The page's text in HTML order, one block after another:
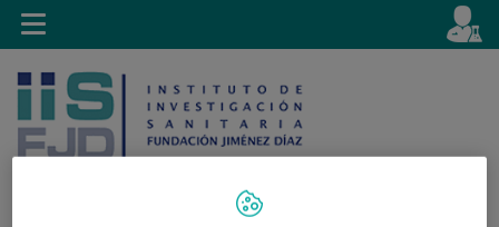
Saltar al contenido
activo
es
Toggle
navigation